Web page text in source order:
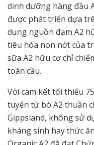
dinh dưỡng hàng đầu
được phát triển dựa
dụng nguồn đạm A2
tiêu hóa non nớt của
sữa A2 hữu cơ chỉ
toàn cầu.
Với cam kết tối thiểu
tuyển từ bò A2 thuần
Gippsland, không sử
kháng sinh hay thức